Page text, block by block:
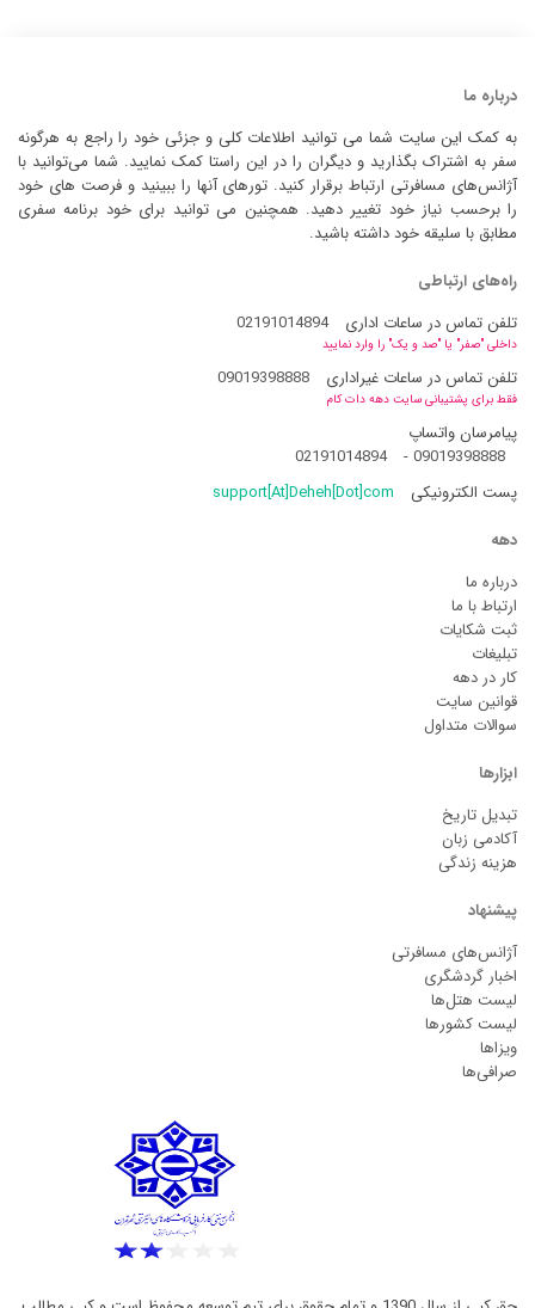
درباره ما
به کمک این سایت شما می توانید اطلاعات کلی و جزئی خود را راجع به هرگونه
سفر به اشتراک بگذارید و دیگران را در این راستا کمک نمایید. شما می‌توانید با
آژانس‌های مسافرتی ارتباط برقرار کنید. تورهای آنها را ببینید و فرصت های خود
را برحسب نیاز خود تغییر دهید. همچنین می توانید برای خود برنامه سفری
مطابق با سلیقه خود داشته باشید.
راه‌های ارتباطی
تلفن تماس در ساعات اداری
02191014894
داخلی "صفر" یا "صد و یک" را وارد نمایید
تلفن تماس در ساعات غیراداری 09019398888
فقط برای پشتیبانی سایت دهه دات کام
پیامرسان واتساپ
09019398888
-
02191014894
پست الکترونیکی
support[At]Deheh[Dot]com
دهه
درباره ما
ارتباط با ما
ثبت شکایات
تبلیغات
کار در دهه
قوانین سایت
سوالات متداول
ابزارها
تبدیل تاریخ
آکادمی زبان
هزینه زندگی
پیشنهاد
آژانس‌های مسافرتی
اخبار گردشگری
لیست هتل‌ها
لیست کشورها
ویزاها
صرافی‌ها